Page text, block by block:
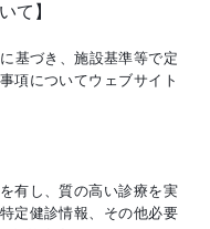
て】
基づき、施設基準等で定
項についてウェブサイト
有し、質の高い診療を実
定健診情報、その他必要